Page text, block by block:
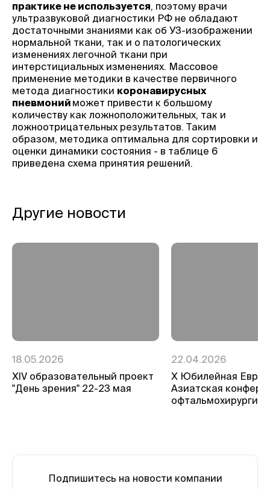
практике не используется, поэтому врачи
ультразвуковой диагностики РФ не обладают
достаточными знаниями как об УЗ-изображении
нормальной ткани, так и о патологических
изменениях легочной ткани при
интерстициальных изменениях. Массовое
применение методики в качестве первичного
метода диагностики коронавирусных
пневмоний может привести к большому
количеству как ложноположительных, так и
ложноотрицательных результатов. Таким
образом, методика оптимальна для сортировки и
оценки динамики состояния - в таблице 6
приведена схема принятия решений.
Другие новости
18.05.2026
ХIV образовательный проект
"День зрения" 22-23 мая
22.04.2026
Х Юбилейная Евро-
Азиатская
офтальмохирургии
Подпишитесь на новости компании